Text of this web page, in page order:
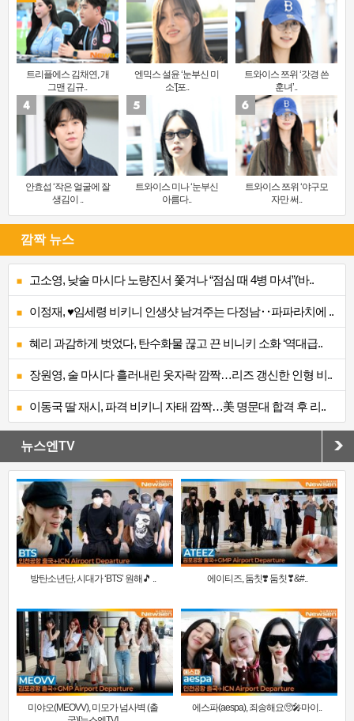
트리플에스 김채연, 개
그맨 김규..
엔믹스 설윤 ‘눈부신 미
소’[포..
트와이스 쯔위 ‘갓경 쓴
훈녀’..
안효섭 ‘작은 얼굴에 잘
생김이 ..
트와이스 미나 ‘눈부신
아름다..
트와이스 쯔위 ‘야구모
자만 써..
깜짝 뉴스
고소영, 낮술 마시다 노량진서 쫓겨나 “점심 때 4병 마셔”(바..
이정재, ♥임세령 비키니 인생샷 남겨주는 다정남‥파파라치에 ..
혜리 과감하게 벗었다, 탄수화물 끊고 끈 비니키 소화 ‘역대급..
장원영, 술 마시다 흘러내린 옷자락 깜짝…리즈 갱신한 인형 비..
이동국 딸 재시, 파격 비키니 자태 깜짝…美 명문대 합격 후 리..
뉴스엔TV
방탄소년단, 시대가 ‘BTS’ 원해🎵 .. 에이티즈, 둠칫❣️ 둠칫❣&#..
미야오(MEOVV), 미모가 넘사벽 (출
에스파(aespa), 죄송해요🥺🎤마이..